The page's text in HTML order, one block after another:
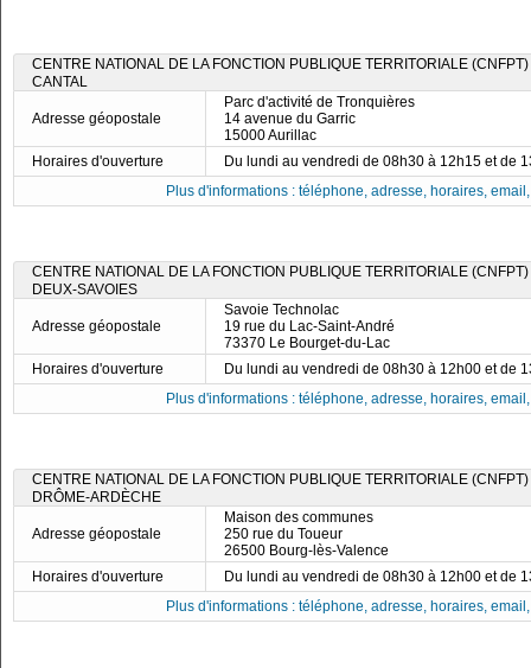
CENTRE NATIONAL DE LA FONCTION PUBLIQUE TERRITORIALE
CANTAL
Adresse géopostale
Parc d'activité de Tronquières
14 avenue du Garric
15000 Aurillac
Horaires d'ouverture
Du lundi au vendredi de 08h30 à 12h15 et de
Plus d'informations : téléphone, adresse, horaires,
CENTRE NATIONAL DE LA FONCTION PUBLIQUE TERRITORIALE
DEUX-SAVOIES
Adresse géopostale
Savoie Technolac
19 rue du Lac-Saint-André
73370 Le Bourget-du-Lac
Horaires d'ouverture
Du lundi au vendredi de 08h30 à 12h00 et de
Plus d'informations : téléphone, adresse, horaires,
CENTRE NATIONAL DE LA FONCTION PUBLIQUE TERRITORIALE
DRÔME-ARDÈCHE
Adresse géopostale
Maison des communes
250 rue du Toueur
26500 Bourg-lès-Valence
Horaires d'ouverture
Du lundi au vendredi de 08h30 à 12h00 et de
Plus d'informations : téléphone, adresse, horaires,